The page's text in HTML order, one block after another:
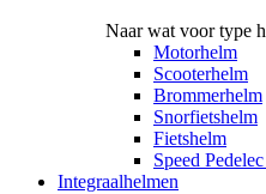
Naar wat voor type
Motorhelm
Scooterhelm
Brommerhelm
Snorfietshelm
Fietshelm
Speed
Integraalhelmen